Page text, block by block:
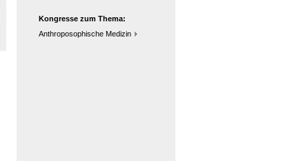
Kongresse zum Thema:
Anthroposophische Medizin